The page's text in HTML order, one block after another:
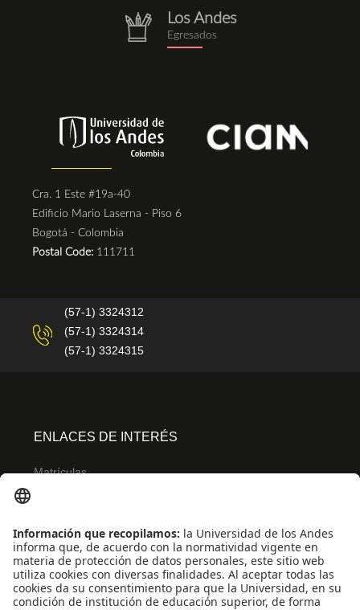
repositorio.png
Los Andes
Egresados
Cra. 1 Este #19a-40
Edificio Mario Laserna - Piso 6
Bogotá - Colombia
Postal Code: 111711
(57-1) 3324312
(57-1) 3324314
(57-1) 3324315
ENLACES DE INTERÉS
Matrículas
Biblioteca
Eventos
Educación continua
SCOPUS
Decanatura de Estudiantes